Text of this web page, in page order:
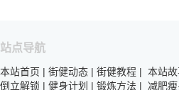
站点导航
本站首页 | 街健动态 | 街健教程 | 本站
倒立解锁 | 健身计划 | 锻炼方法 | 减肥瘦